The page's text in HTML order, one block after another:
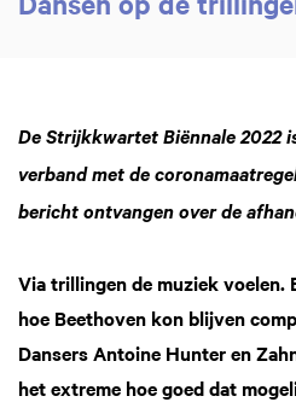
De Strijkkwartet Biënnale 2022
verband met de
bericht ontvangen over de
Via trillingen de muziek voelen.
hoe Beethoven kon blijven
Dansers Antoine Hunter en
het extreme hoe goed dat